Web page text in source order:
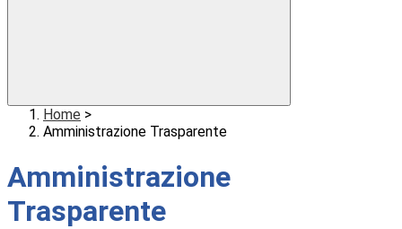
Home >
Amministrazione Trasparente
Amministrazione
Trasparente